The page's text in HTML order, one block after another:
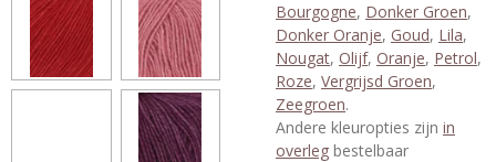
Bourgogne, Donker Groen,
Donker Oranje, Goud, Lila,
Nougat, Olijf, Oranje, Petrol,
Roze, Vergrijsd Groen,
Zeegroen.
Andere kleuropties zijn in
overleg bestelbaar